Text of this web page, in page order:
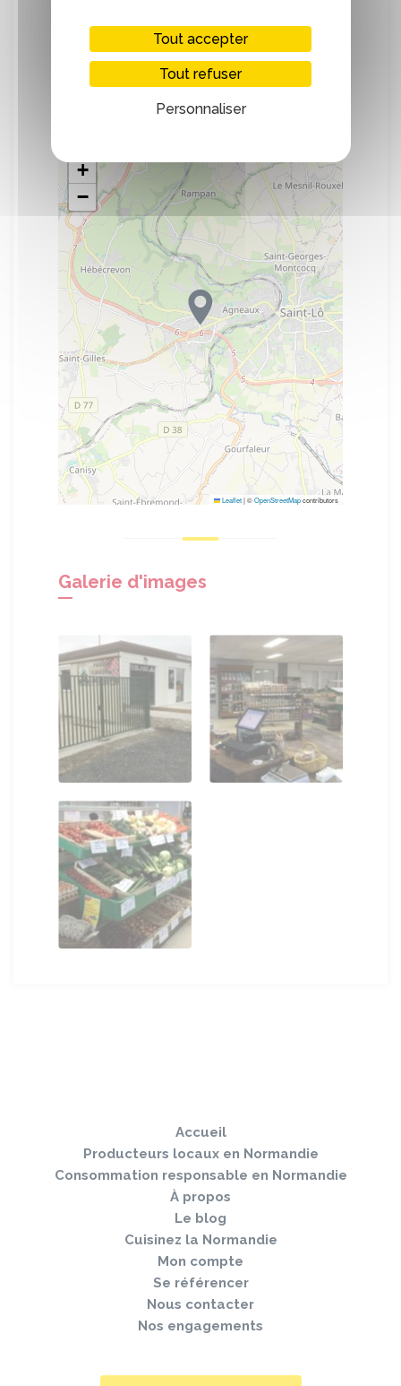
Localisation
+
−
Leaflet|©OpenStreetMapcontributors
Galerie d'images
Accueil
Producteurs locaux en Normandie
Consommation responsable en Normandie
À propos
Le blog
Cuisinez la Normandie
Mon compte
Se référencer
Nous contacter
Nos engagements
Tout accepter
Tout refuser
Personnaliser